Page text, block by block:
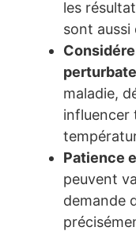
les
sont aussi
maladie,
influencer
Patience
peuvent
demande